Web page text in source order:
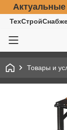
Товары и